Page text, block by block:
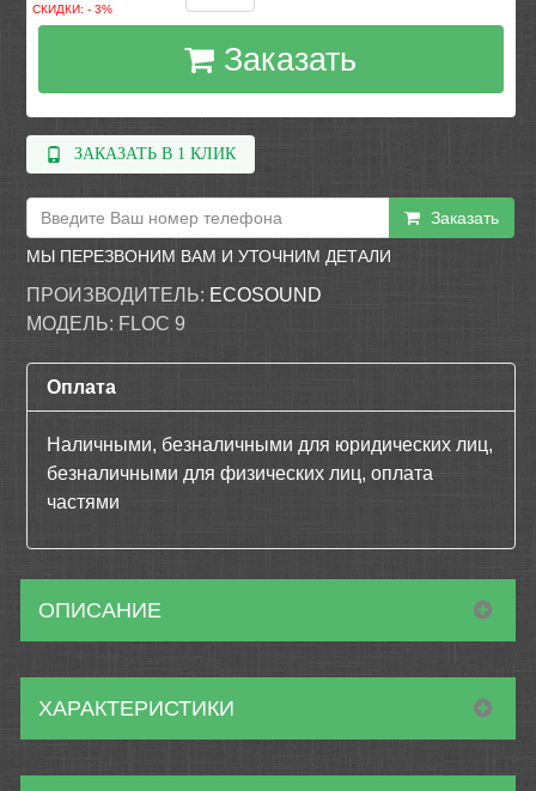
СКИДКИ: - 3%
Заказать
ЗАКАЗАТЬ В 1 КЛИК
Заказать
МЫ ПЕРЕЗВОНИМ ВАМ И УТОЧНИМ ДЕТАЛИ
ПРОИЗВОДИТЕЛЬ: ECOSOUND
МОДЕЛЬ: FLOC 9
Оплата
Наличными, безналичными для юридических лиц,
безналичными для физических лиц, оплата
частями
ОПИСАНИЕ
ХАРАКТЕРИСТИКИ